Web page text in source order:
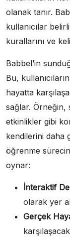
olanak tanır.
kullanıcılar
kurallarını ve
Babbel’in
Bu,
hayatta
sağlar. Örneğin,
etkinlikler gibi
kendilerini daha
öğrenme
oynar:
İnteraktif
olarak yer
Gerçek